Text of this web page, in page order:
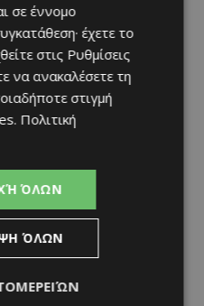
πρωτοβουλία το 2017,
αποκαταστάθηκε το
Λάϊονς Λευκωσίας
αυτοί που
το πρώτο βήμα.. λίγα άτομα
για αυτούς τους ανθρώπους
την φοβερή ιστορία .. με
κυριεύουν και ένα τεράστιο
που δεν μπορεί να
έπρεπε να κάνει εδώ και
δεκάδων φυματικών που
σε έννομο
έχετε το
στις Ρυθμίσεις
να ανακαλέσετε τη
στιγμή
. Πολιτική
ΌΛΩΝ
ΌΛΩΝ